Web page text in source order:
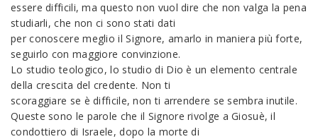
essere difficili, ma questo non vuol dire che non valga la pena
studiarli, che non ci sono stati dati
per conoscere meglio il Signore, amarlo in maniera più forte,
seguirlo con maggiore convinzione.
Lo studio teologico, lo studio di Dio è un elemento centrale
della crescita del credente. Non ti
scoraggiare se è difficile, non ti arrendere se sembra inutile.
Queste sono le parole che il Signore rivolge a Giosuè, il
condottiero di Israele, dopo la morte di